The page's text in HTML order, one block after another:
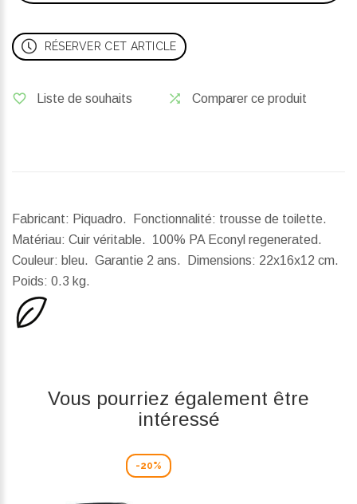
RÉSERVER CET ARTICLE
Liste de souhaits Comparer ce produit
Fabricant: Piquadro. Fonctionnalité: trousse de toilette.
Matériau: Cuir véritable. 100% PA Econyl regenerated.
Couleur: bleu. Garantie 2 ans.
Dimensions: 22x16x12 cm.
Poids: 0.3 kg.
Vous pourriez également être
intéressé
-20%